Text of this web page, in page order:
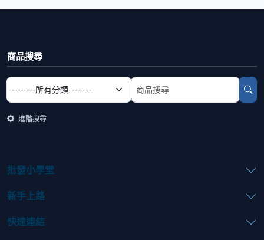
商品搜尋
選擇商品分類
搜尋商品關鍵字
進階搜尋
批發小學堂
新手上路
快速連結